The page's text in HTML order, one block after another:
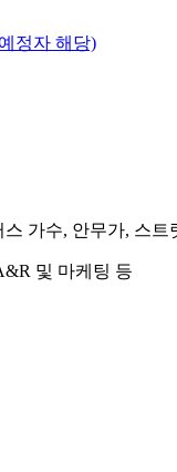
정자 해당)
가수, 안무가, 스트
및 마케팅 등